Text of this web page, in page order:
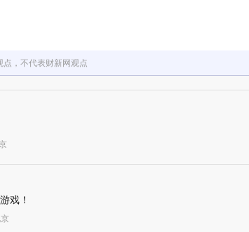
，不代表财新网观点
戏！